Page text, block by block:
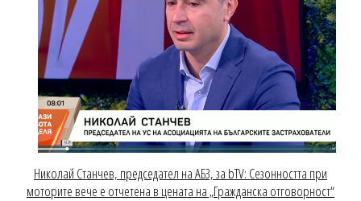
Николай Станчев, председател на АБЗ, за bTV: Сезонността при
моторите вече е отчетена в цената на „Гражданска отговорност“